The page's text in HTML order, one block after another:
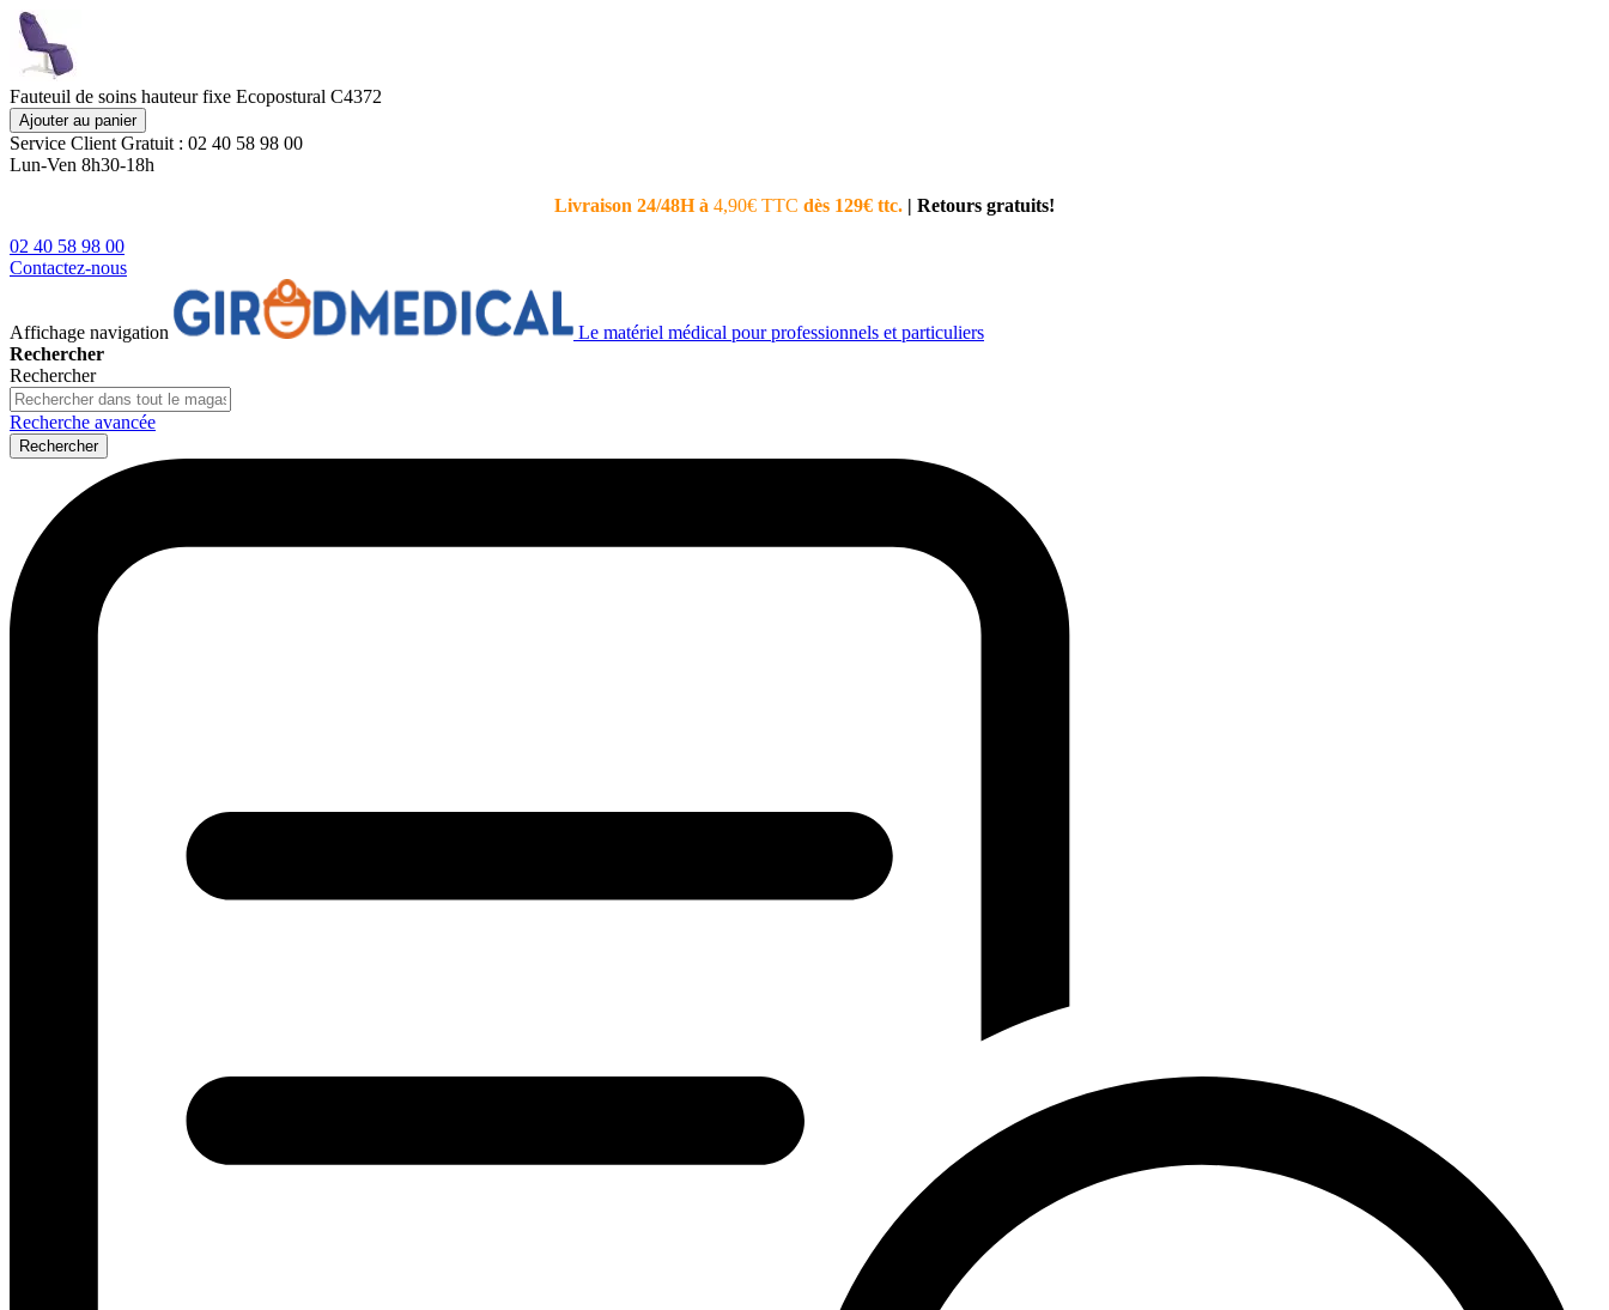
Fauteuil de soins hauteur fixe Ecopostural C4372
Ajouter au panier
Service Client Gratuit : 02 40 58 98 00
Lun-Ven 8h30-18h
Livraison 24/48H à 4,90€ TTC dès 129€ ttc. | Retours gratuits!
02 40 58 98 00
Contactez-nous
Affichage navigation
Le matériel médical pour professionnels et particuliers
Rechercher
Rechercher
Recherche avancée
Rechercher